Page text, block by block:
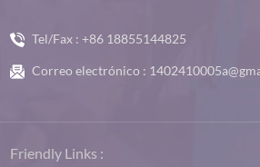
Tel/Fax : +86 18855144825
Correo electrónico :
Friendly Links :